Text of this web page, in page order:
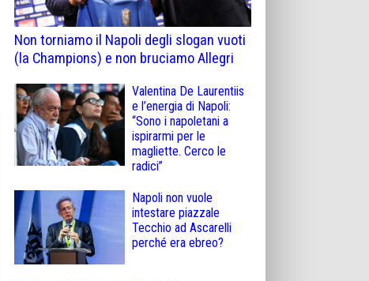
Non torniamo il Napoli degli slogan vuoti
(la Champions) e non bruciamo Allegri
Valentina De Laurentiis
e l’energia di Napoli:
“Sono i napoletani a
ispirarmi per le
magliette. Cerco le
radici”
Napoli non vuole
intestare piazzale
Tecchio ad Ascarelli
perché era ebreo?